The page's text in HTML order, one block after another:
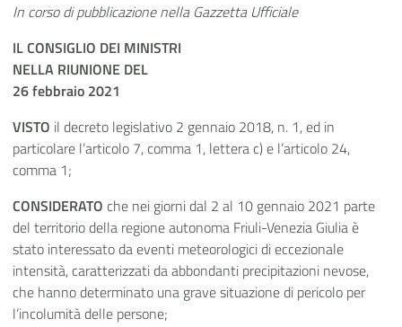
In corso di pubblicazione nella Gazzetta Ufficiale
IL CONSIGLIO DEI MINISTRI
NELLA RIUNIONE DEL
26 febbraio 2021
VISTO il decreto legislativo 2 gennaio 2018, n. 1, ed in
particolare l’articolo 7, comma 1, lettera c) e l’articolo 24,
comma 1;
CONSIDERATO che nei giorni dal 2 al 10 gennaio 2021 parte
del territorio della regione autonoma Friuli-Venezia Giulia è
stato interessato da eventi meteorologici di eccezionale
intensità, caratterizzati da abbondanti precipitazioni nevose,
che hanno determinato una grave situazione di pericolo per
l’incolumità delle persone;